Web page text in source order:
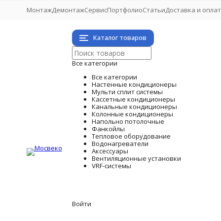
МонтажДемонтажСервисПортфолиоСтатьиДоставка и
Каталог товаров
Все категории
Все категории
Настенные кондиционеры
Мульти сплит системы
Кассетные кондиционеры
Канальные кондиционеры
Колонные кондиционеры
Напольно потолочные
Фанкойлы
Тепловое оборудование
Водонагреватели
Аксессуары
Вентиляционные установки
VRF-системы
Войти